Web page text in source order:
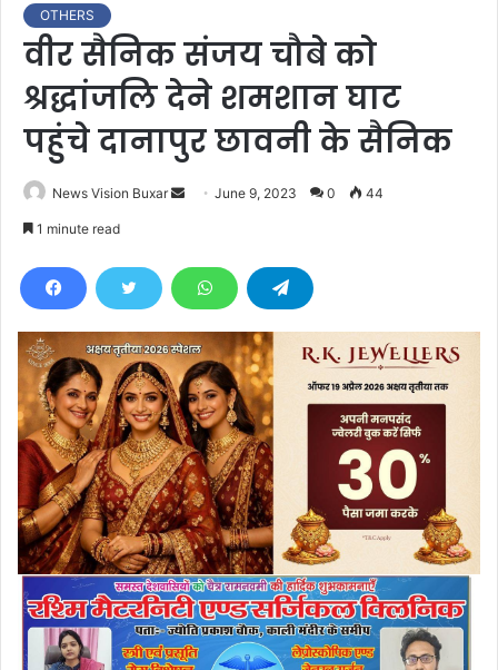
OTHERS
वीर सैनिक संजय चौबे को
श्रद्धांजलि देने शमशान घाट
पहुंचे दानापुर छावनी के सैनिक
News Vision Buxar
d
e
m
a
i
l
June 9, 2023 0 44
1 minute read